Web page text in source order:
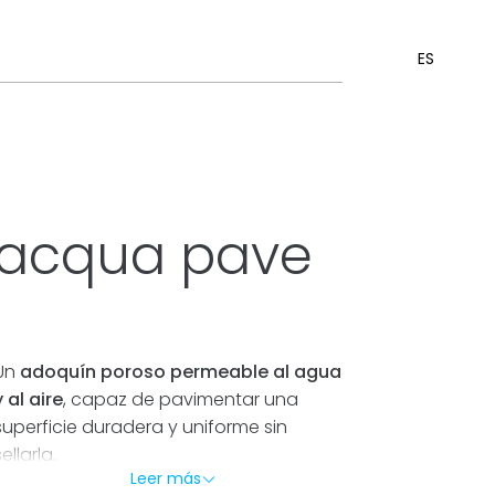
ES
pave
adoquín poroso permeable al agua
al aire, capaz de pavimentar una
duradera y uniforme sin
Leer más